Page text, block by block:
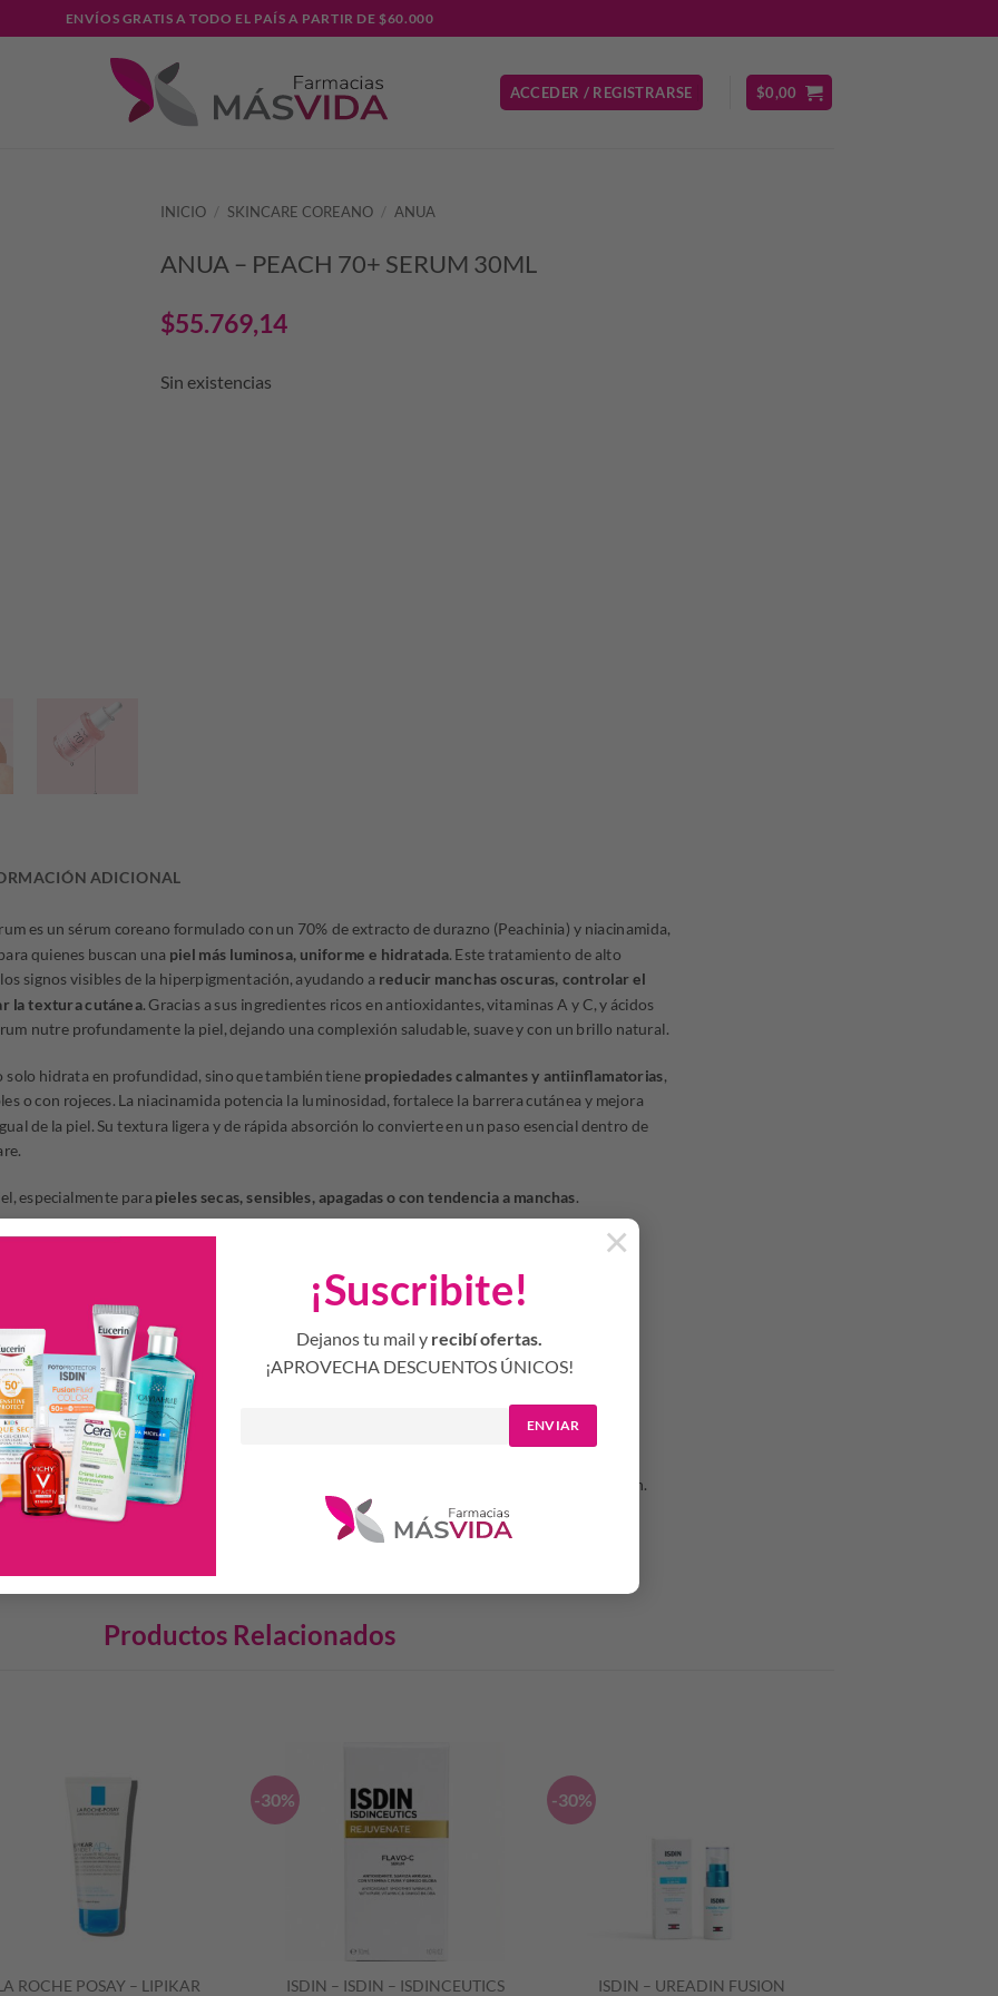
¡Suscribite!
Dejanos tu mail y recibí ofertas.
¡APROVECHA DESCUENTOS ÚNICOS!
ENVIAR
×
ENVÍOS GRATIS A TODO EL PAÍS A PARTIR DE $60.000
ACCEDER / REGISTRARSE $0,00
INICIO / SKINCARE COREANO / ANUA
ANUA – PEACH 70+ SERUM 30ML
$55.769,14
Sin existencias
ADICIONAL
es un sérum coreano formulado con un 70% de extracto de durazno (Peachinia) y niacinamida,
quienes buscan una piel más luminosa, uniforme e hidratada. Este tratamiento de alto
signos visibles de la hiperpigmentación, ayudando a reducir manchas oscuras, controlar el
la textura cutánea. Gracias a sus ingredientes ricos en antioxidantes, vitaminas A y C, y ácidos
nutre profundamente la piel, dejando una complexión saludable, suave y con un brillo natural.
solo hidrata en profundidad, sino que también tiene propiedades calmantes y antiinflamatorias,
o con rojeces. La niacinamida potencia la luminosidad, fortalece la barrera cutánea y mejora
de la piel. Su textura ligera y de rápida absorción lo convierte en un paso esencial dentro de
especialmente para pieles secas, sensibles, apagadas o con tendencia a manchas
la piel, ayudando a reducir visiblemente manchas
la humedad y mejorando la elasticidad
la piel, siendo ideal para pieles reactivas, con rojeces o tendencia a imperfecciones
dejando la piel suave, radiante y con un aspecto saludable
a 3 gotas sobre la piel limpia y seca del rostro. Masajear suavemente hasta su total absorción.
por la noche.
Productos Relacionados
ROCHE POSAY – LIPIKAR
-30%
ISDIN – ISDIN – ISDINCEUTICS
-30%
ISDIN – UREADIN FUSION